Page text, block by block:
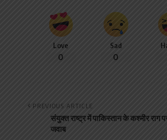
Love
0
Sad
0
PREVIOUS ARTICLE
संयुक्त राष्ट्र में पाकिस्तान के कश्मीर राग
जवाब